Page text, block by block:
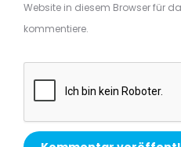
Website in diesem Browser für
kommentiere.